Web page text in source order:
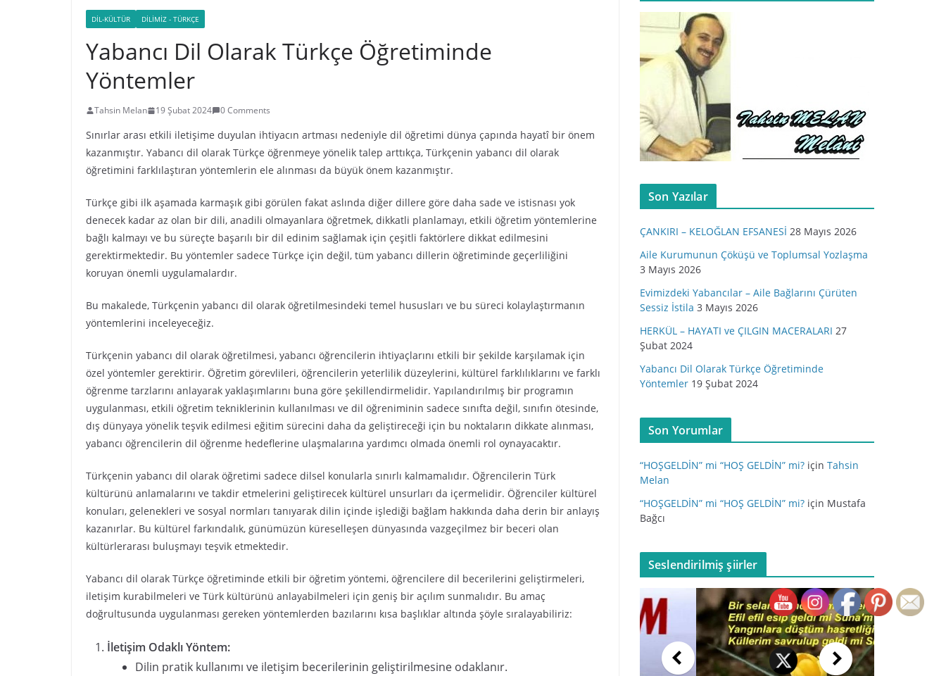
DIL-KÜLTÜR DILIMIZ - TÜRKÇE
Yabancı Dil Olarak Türkçe Öğretiminde
Yöntemler
Tahsin Melan 19 Şubat 2024 0 Comments
Sınırlar arası etkili iletişime duyulan ihtiyacın artması nedeniyle dil öğretimi dünya çapında hayatî bir önem
kazanmıştır. Yabancı dil olarak Türkçe öğrenmeye yönelik talep arttıkça, Türkçenin yabancı dil olarak
öğretimini farklılaştıran yöntemlerin ele alınması da büyük önem kazanmıştır.
Türkçe gibi ilk aşamada karmaşık gibi görülen fakat aslında diğer dillere göre daha sade ve istisnası yok
denecek kadar az olan bir dili, anadili olmayanlara öğretmek, dikkatli planlamayı, etkili öğretim yöntemlerine
bağlı kalmayı ve bu süreçte başarılı bir dil edinim sağlamak için çeşitli faktörlere dikkat edilmesini
gerektirmektedir. Bu yöntemler sadece Türkçe için değil, tüm yabancı dillerin öğretiminde geçerliliğini
koruyan önemli uygulamalardır.
Bu makalede, Türkçenin yabancı dil olarak öğretilmesindeki temel hususları ve bu süreci kolaylaştırmanın
yöntemlerini inceleyeceğiz.
Türkçenin yabancı dil olarak öğretilmesi, yabancı öğrencilerin ihtiyaçlarını etkili bir şekilde karşılamak için
özel yöntemler gerektirir. Öğretim görevlileri, öğrencilerin yeterlilik düzeylerini, kültürel farklılıklarını ve farklı
öğrenme tarzlarını anlayarak yaklaşımlarını buna göre şekillendirmelidir. Yapılandırılmış bir programın
uygulanması, etkili öğretim tekniklerinin kullanılması ve dil öğreniminin sadece sınıfta değil, sınıfın ötesinde,
dış dünyaya yönelik teşvik edilmesi eğitim sürecini daha da geliştireceği için bu noktaların dikkate alınması,
yabancı öğrencilerin dil öğrenme hedeflerine ulaşmalarına yardımcı olmada önemli rol oynayacaktır.
Türkçenin yabancı dil olarak öğretimi sadece dilsel konularla sınırlı kalmamalıdır. Öğrencilerin Türk
kültürünü anlamalarını ve takdir etmelerini geliştirecek kültürel unsurları da içermelidir. Öğrenciler kültürel
konuları, gelenekleri ve sosyal normları tanıyarak dilin içinde işlediği bağlam hakkında daha derin bir anlayış
kazanırlar. Bu kültürel farkındalık, günümüzün küreselleşen dünyasında vazgeçilmez bir beceri olan
kültürlerarası buluşmayı teşvik etmektedir.
Yabancı dil olarak Türkçe öğretiminde etkili bir öğretim yöntemi, öğrencilere dil becerilerini geliştirmeleri,
iletişim kurabilmeleri ve Türk kültürünü anlayabilmeleri için geniş bir açılım sunmalıdır. Bu amaç
doğrultusunda uygulanması gereken yöntemlerden bazılarını kısa başlıklar altında şöyle sıralayabiliriz:
İletişim Odaklı Yöntem:
Dilin pratik kullanımı ve iletişim becerilerinin geliştirilmesine odaklanır.
Son Yazılar
ÇANKIRI – KELOĞLAN EFSANESİ 28 Mayıs 2026
Aile Kurumunun Çöküşü ve Toplumsal Yozlaşma
3 Mayıs 2026
Evimizdeki Yabancılar – Aile Bağlarını Çürüten
Sessiz İstila 3 Mayıs 2026
HERKÜL – HAYATI ve ÇILGIN MACERALARI 27
Şubat 2024
Yabancı Dil Olarak Türkçe Öğretiminde
Yöntemler 19 Şubat 2024
Son Yorumlar
“HOŞGELDİN” mi “HOŞ GELDİN” mi? için Tahsin
Melan
“HOŞGELDİN” mi “HOŞ GELDİN” mi? için Mustafa
Bağcı
Seslendirilmiş şiirler